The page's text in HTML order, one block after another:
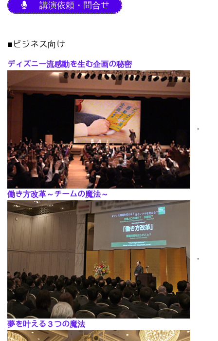
講演依頼・問合せ
■ビジネス向け
ディズニー流感動を生む企画の秘密
･
働き方改革～チームの魔法～
･
夢を叶える３つの魔法